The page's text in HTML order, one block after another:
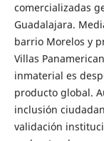
comercializadas
Guadalajara.
barrio Morelos y
Villas
inmaterial es
producto global.
inclusión
validación